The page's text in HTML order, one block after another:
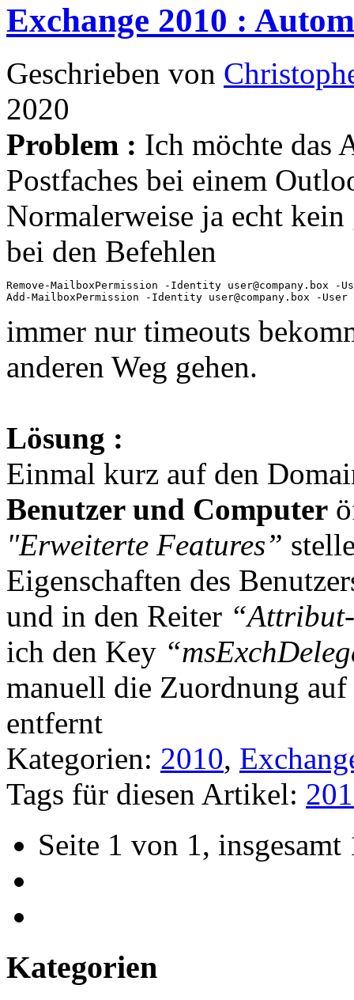
Exchange 2010 :
Geschrieben von
2020
Problem : Ich möchte das
Postfaches bei einem
Normalerweise ja echt
bei den Befehlen
Remove-MailboxPermission -Identity user@company.box -
Add-MailboxPermission -Identity user@company.box -
immer nur timeouts
anderen Weg gehen.
Lösung :
Einmal kurz auf den
Benutzer und Computer
"Erweiterte Features”
Eigenschaften des
und in den Reiter
ich den Key
manuell die Zuordnung
entfernt
Kategorien: 2010,
Tags für diesen Artikel:
Seite 1 von 1, insgesamt
Kategorien